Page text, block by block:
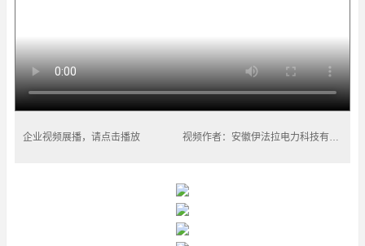
企业视频展播，请点击播放 视频作者：安徽伊法拉电力科技有限公司